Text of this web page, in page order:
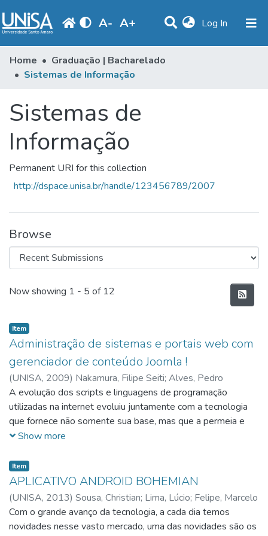
A- A+ Log In (current)
Communities & Collections
Browse
Produção Docente
Home
Graduação | Bacharelado
Sistemas de Informação
Sistemas de
Informação
Permanent URI for this collection
http://dspace.unisa.br/handle/123456789/2007
Browse
Recent Submissions
Now showing 1 - 5 of 12
Item
Administração de sistemas e portais web com
gerenciador de conteúdo Joomla !
(UNISA, 2009) Nakamura, Filipe Seiti; Alves, Pedro
Henrique Barboza;Moreira, Thiago Miranda dos Santos
A evolução dos scripts e linguagens de programação
utilizadas na internet evoluiu juntamente com a tecnologia
que fornece não somente sua base, mas que a permeia e
permite sua utilização. Toda evolução da tecnologia - em
servidores web - permitiu que uma evolução também
ocorresse na concepção, construção e administração das
páginas web. As páginas que antes demandavam um
grande esforço no seu desenvolvimento, com muito trabalho
e grande quantidade de código, exigiam dos responsáveis
Show more
Item
APLICATIVO ANDROID BOHEMIAN
(UNISA, 2013) Sousa, Christian; Lima, Lúcio; Felipe, Marcelo
Com o grande avanço da tecnologia, a cada dia temos
novidades nesse vasto mercado, uma das novidades são os